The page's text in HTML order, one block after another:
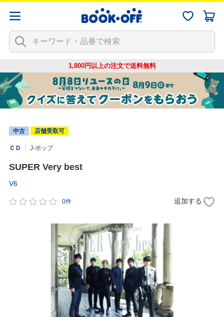
1,800円以上の注文で送料無料
中古 店舗受取可
ＣＤ J-ポップ
SUPER Very best
V6
0件 追加する